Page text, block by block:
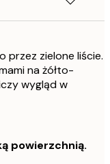
przez zielone liście.
na żółto-
wygląd w
powierzchnią.